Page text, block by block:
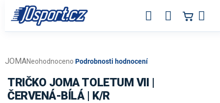
obsah
Průměrné
produktu
je
0,0
Neohodnoceno Podrobnosti hodnocení
JOMA
TRIČKO JOMA TOLETUM VII |
ČERVENÁ-BÍLÁ | K/R